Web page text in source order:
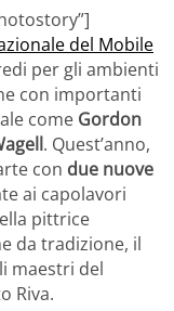
del Mobile
per gli ambienti
con importanti
come Gordon
. Quest’anno,
con due nuove
ai capolavori
pittrice
da tradizione, il
maestri del
Riva.